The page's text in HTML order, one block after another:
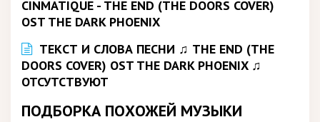
ТЕКСТ И СЛОВА ПЕСНИ ♫ THE END (THE
DOORS COVER) OST THE DARK PHOENIX ♫
ОТСУТСТВУЮТ
ПОДБОРКА ПОХОЖЕЙ МУЗЫКИ